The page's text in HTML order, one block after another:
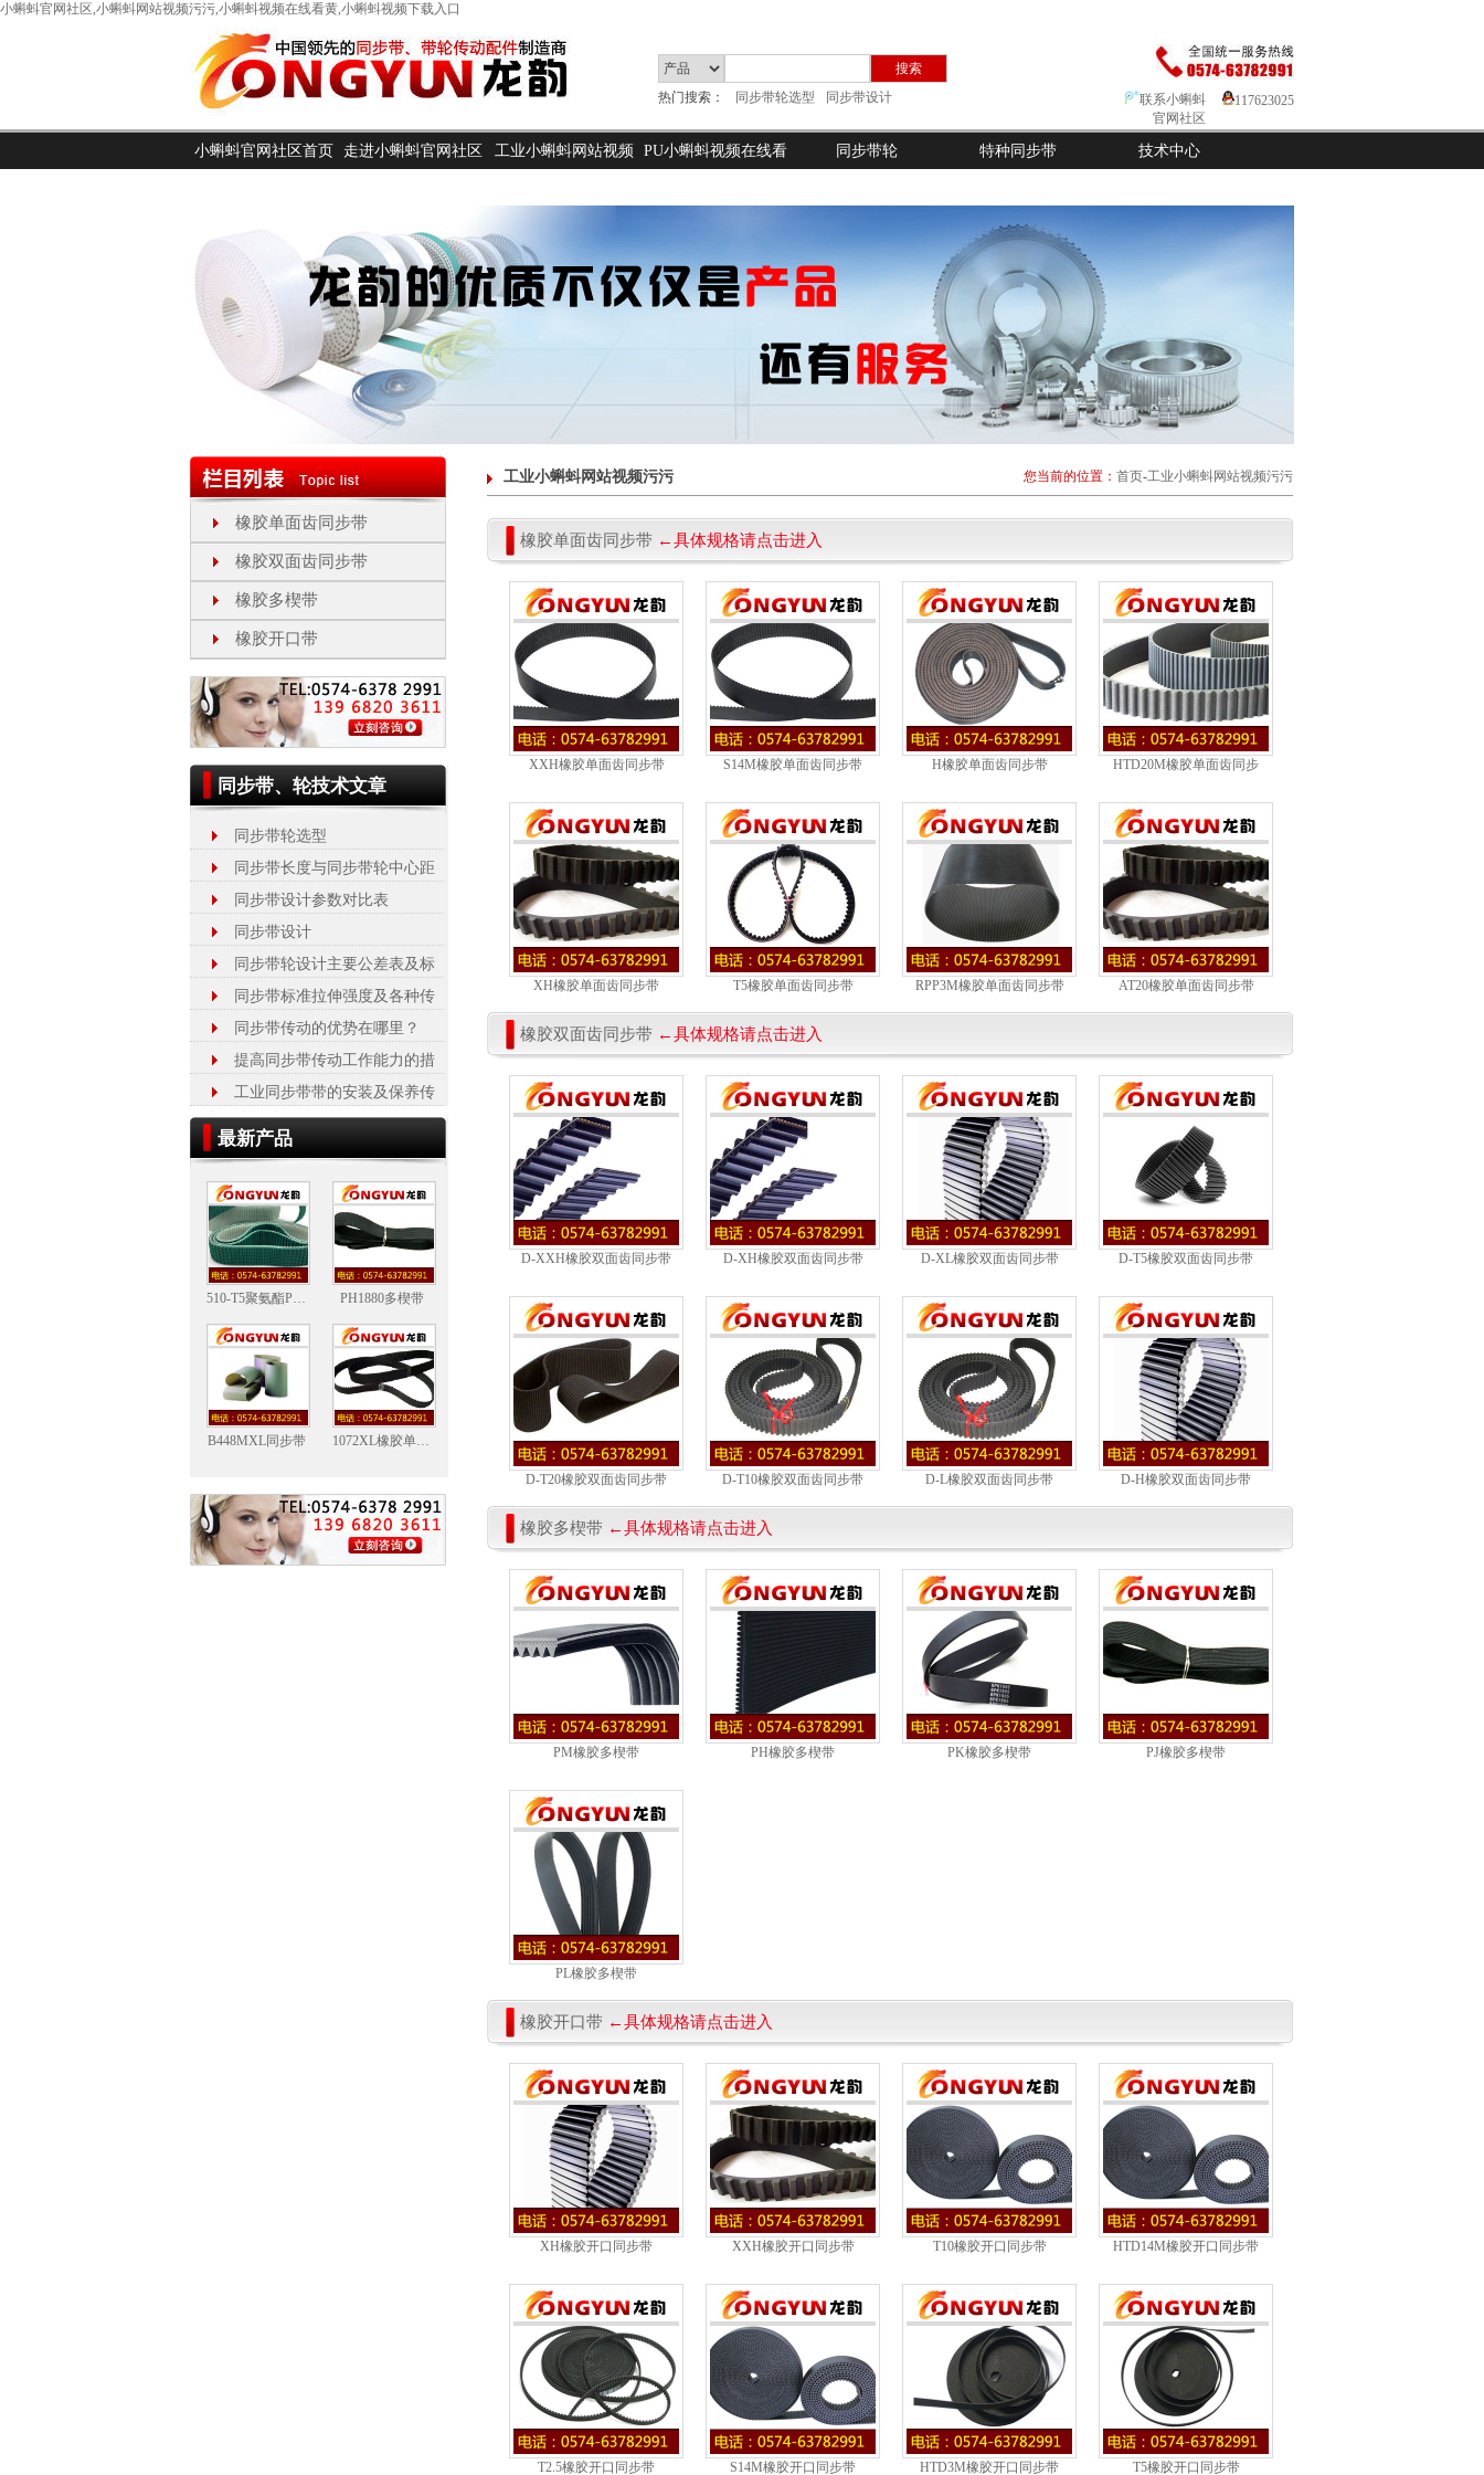
小蝌蚪官网社区,小蝌蚪网站视频污污,小蝌蚪视频在线看黄,小蝌蚪视频下载入口
搜索
热门搜索：
同步带轮选型 同步带设计
联系小蝌蚪
官网社区
117623025
小蝌蚪官网社区首页 走进小蝌蚪官网社区 工业小蝌蚪网站视频 PU小蝌蚪视频在线看 同步带轮 特种同步带 技术中心
橡胶单面齿同步带
橡胶双面齿同步带
橡胶多楔带
橡胶开口带
同步带、轮技术文章
同步带轮选型
同步带长度与同步带轮中心距
同步带设计参数对比表
同步带设计
同步带轮设计主要公差表及标
同步带标准拉伸强度及各种传
同步带传动的优势在哪里？
提高同步带传动工作能力的措
工业同步带带的安装及保养传
最新产品
510-T5聚氨酯PU花纹带 PH1880多楔带
B448MXL同步带 1072XL橡胶单面齿同步带
工业小蝌蚪网站视频污污 您当前的位置： 首页-工业小蝌蚪网站视频污污
橡胶单面齿同步带 ←具体规格请点击进入
XXH橡胶单面齿同步带 S14M橡胶单面齿同步带 H橡胶单面齿同步带 HTD20M橡胶单面齿同步
XH橡胶单面齿同步带 T5橡胶单面齿同步带 RPP3M橡胶单面齿同步带 AT20橡胶单面齿同步带
橡胶双面齿同步带 ←具体规格请点击进入
D-XXH橡胶双面齿同步带 D-XH橡胶双面齿同步带 D-XL橡胶双面齿同步带 D-T5橡胶双面齿同步带
D-T20橡胶双面齿同步带 D-T10橡胶双面齿同步带 D-L橡胶双面齿同步带 D-H橡胶双面齿同步带
橡胶多楔带 ←具体规格请点击进入
PM橡胶多楔带 PH橡胶多楔带 PK橡胶多楔带 PJ橡胶多楔带
PL橡胶多楔带
橡胶开口带 ←具体规格请点击进入
XH橡胶开口同步带 XXH橡胶开口同步带 T10橡胶开口同步带 HTD14M橡胶开口同步带
T2.5橡胶开口同步带 S14M橡胶开口同步带 HTD3M橡胶开口同步带 T5橡胶开口同步带